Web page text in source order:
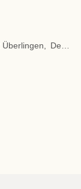
Überlingen
Deutschland